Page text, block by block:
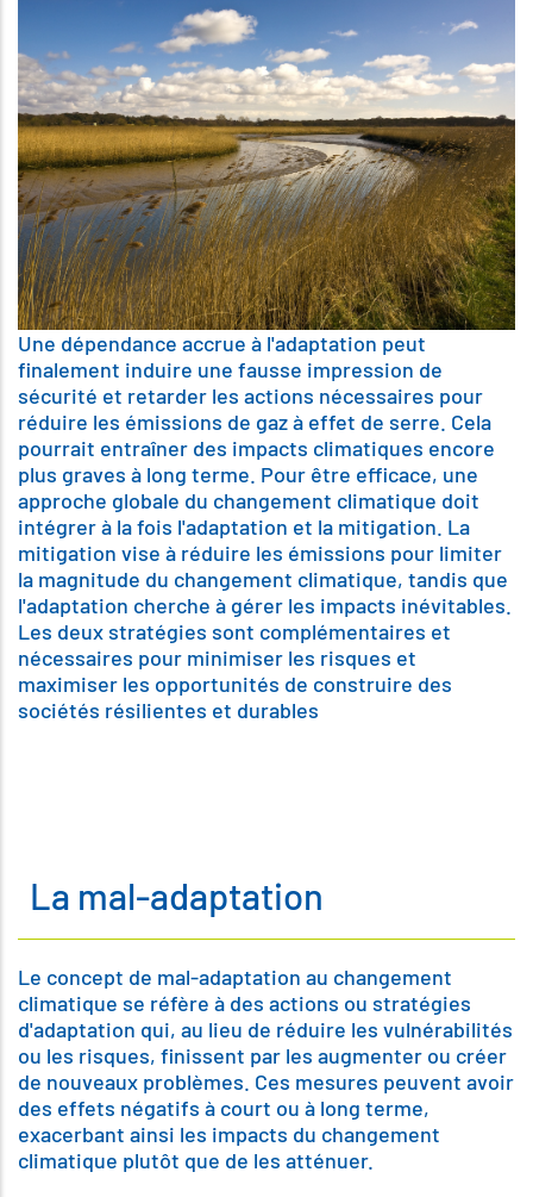
Une dépendance accrue à l'adaptation peut
finalement induire une fausse impression de
sécurité et retarder les actions nécessaires pour
réduire les émissions de gaz à effet de serre. Cela
pourrait entraîner des impacts climatiques encore
plus graves à long terme. Pour être efficace, une
approche globale du changement climatique doit
intégrer à la fois l'adaptation et la mitigation. La
mitigation vise à réduire les émissions pour limiter
la magnitude du changement climatique, tandis que
l'adaptation cherche à gérer les impacts inévitables.
Les deux stratégies sont complémentaires et
nécessaires pour minimiser les risques et
maximiser les opportunités de construire des
sociétés résilientes et durables
La mal-adaptation
Le concept de mal-adaptation au changement
climatique se réfère à des actions ou stratégies
d'adaptation qui, au lieu de réduire les vulnérabilités
ou les risques, finissent par les augmenter ou créer
de nouveaux problèmes. Ces mesures peuvent avoir
des effets négatifs à court ou à long terme,
exacerbant ainsi les impacts du changement
climatique plutôt que de les atténuer.